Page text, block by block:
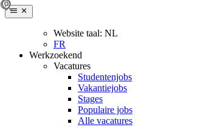
Website taal: NL
FR
Werkzoekend
Vacatures
Studentenjobs
Vakantiejobs
Stages
Populaire jobs
Alle vacatures